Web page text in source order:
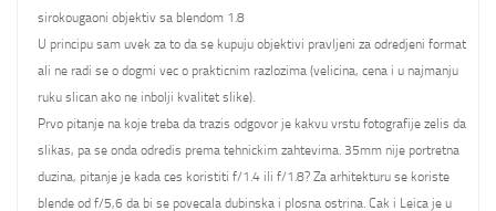
sirokougaoni objektiv sa blendom 1.8
U principu sam uvek za to da se kupuju objektivi pravljeni za odredjeni format
ali ne radi se o dogmi vec o prakticnim razlozima (velicina, cena i u najmanju
ruku slican ako ne inbolji kvalitet slike).
Prvo pitanje na koje treba da trazis odgovor je kakvu vrstu fotografije zelis da
slikas, pa se onda odredis prema tehnickim zahtevima. 35mm nije portretna
duzina, pitanje je kada ces koristiti f/1.4 ili f/1.8? Za arhitekturu se koriste
blende od f/5,6 da bi se povecala dubinska i plosna ostrina. Cak i Leica je u